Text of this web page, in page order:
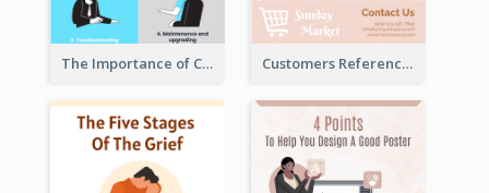
The Importance of Customer Service Infographic Customers Reference Infographic